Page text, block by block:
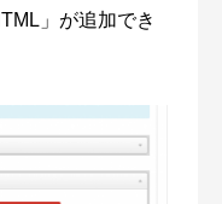
」が追加でき